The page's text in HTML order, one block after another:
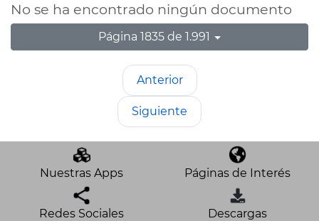
No se ha encontrado ningún documento
Página 1835 de 1.991
Anterior
Siguiente
Nuestras Apps Páginas de Interés
Redes Sociales Descargas